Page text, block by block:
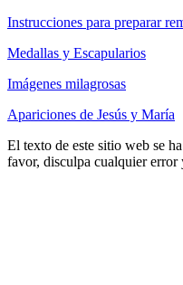
Instrucciones para preparar
Medallas y Escapularios
Imágenes milagrosas
Apariciones de Jesús y María
El texto de este sitio web se
favor, disculpa cualquier